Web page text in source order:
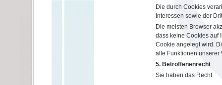
Die durch Cookies
Interessen sowie der
Die meisten Browser
dass keine Cookies auf
Cookie angelegt wird.
alle Funktionen unserer
5. Betroffenenrecht
Sie haben das Recht: